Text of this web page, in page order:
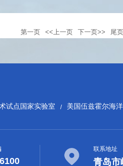
第一页 <<上一页 下一页>> 尾页
试点国家实验室 / 美国伍兹霍尔海
联系地址
青岛市